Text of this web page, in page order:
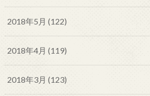
2018年5月 (122)
2018年4月 (119)
2018年3月 (123)